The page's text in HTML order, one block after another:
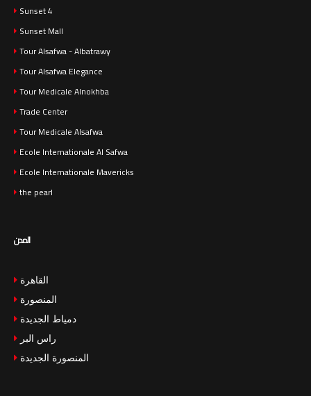
Sunset 4
Sunset Mall
Tour Alsafwa - Albatrawy
Tour Alsafwa Elegance
Tour Medicale Alnokhba
Trade Center
Tour Medicale Alsafwa
Ecole Internationale Al Safwa
Ecole Internationale Mavericks
the pearl
المدن
القاهرة
المنصورة
دمياط الجديدة
راس البر
المنصورة الجديدة